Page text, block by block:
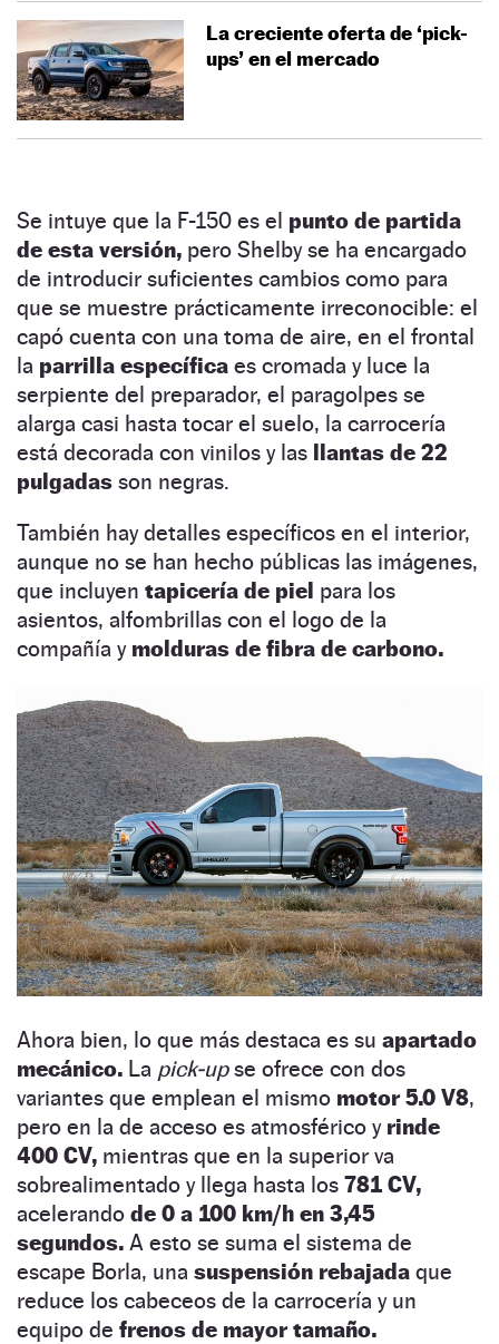
La creciente oferta de ‘pick-
ups’ en el mercado
Se intuye que la F-150 es el punto de partida
de esta versión, pero Shelby se ha encargado
de introducir suficientes cambios como para
que se muestre prácticamente irreconocible: el
capó cuenta con una toma de aire, en el frontal
la parrilla específica es cromada y luce la
serpiente del preparador, el paragolpes se
alarga casi hasta tocar el suelo, la carrocería
está decorada con vinilos y las llantas de 22
pulgadas son negras.
También hay detalles específicos en el interior,
aunque no se han hecho públicas las imágenes,
que incluyen tapicería de piel para los
asientos, alfombrillas con el logo de la
compañía y molduras de fibra de carbono.
Ahora bien, lo que más destaca es su apartado
mecánico. La pick-upse ofrece con dos
variantes que emplean el mismo motor 5.0 V8,
pero en la de acceso es atmosférico y rinde
400 CV, mientras que en la superior va
sobrealimentado y llega hasta los 781 CV,
acelerando de 0 a 100 km/h en 3,45
segundos. A esto se suma el sistema de
escape Borla, una suspensión rebajada que
reduce los cabeceos de la carrocería y un
equipo de frenos de mayor tamaño.